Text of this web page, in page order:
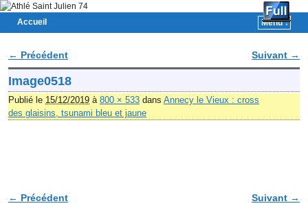
Accueil
Menu ↓
Navigation des images
← Précédent Suivant →
Image0518
Publié le 15/12/2019 à 800 × 533 dans Annecy le Vieux : cross
des glaisins, tsunami bleu et jaune
Navigation des images
← Précédent Suivant →